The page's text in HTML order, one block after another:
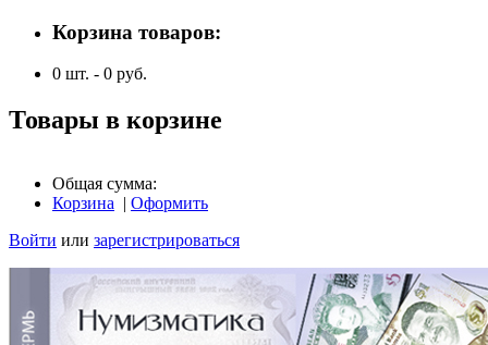
Корзина товаров:
0 шт. - 0 руб.
Товары в корзине
Общая сумма:
Корзина | Оформить
Войти или зарегистрироваться